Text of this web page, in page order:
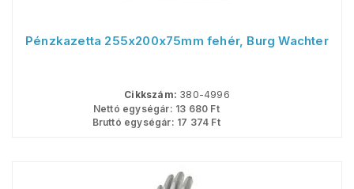
Pénzkazetta 255x200x75mm fehér, Burg Wachter
Cikkszám: 380-4996
Nettó egységár: 13 680 Ft
Bruttó egységár: 17 374 Ft